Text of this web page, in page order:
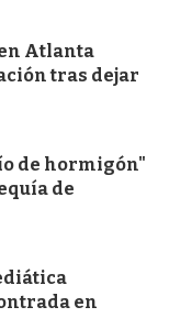
Atlanta
tras dejar
de hormigón"
de
en